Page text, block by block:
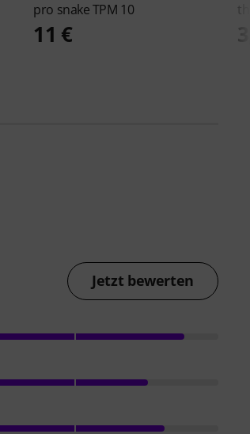
pro snakeTPM 10
11 €
Jetzt bewerten